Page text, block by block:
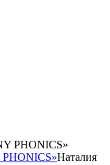
Наталия